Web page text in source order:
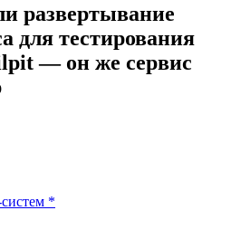
развертывание
для тестирования
— он же сервис
*